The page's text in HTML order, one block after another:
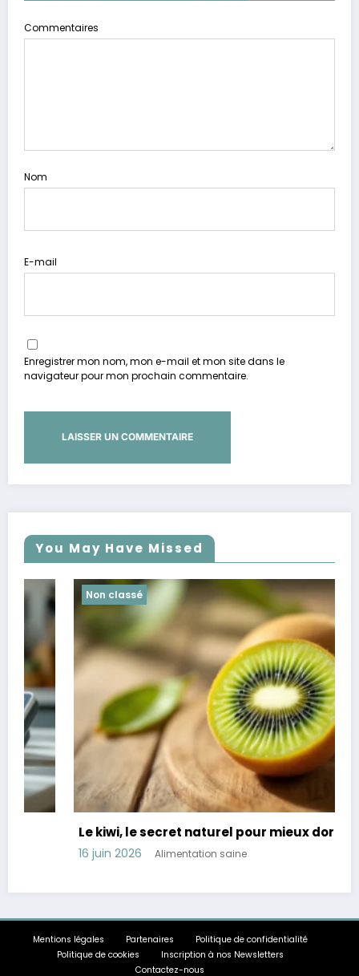
Commentaires
Nom
E-mail
Enregistrer mon nom, mon e-mail et mon site dans le
navigateur pour mon prochain commentaire.
You May Have Missed
Non classé
Le kiwi, le secret naturel pour mieux dormir
16 juin 2026 Alimentation saine
Mentions légales Partenaires
Politique de confidentialité
Politique de cookies
Inscription à nos Newsletters
Contactez-nous